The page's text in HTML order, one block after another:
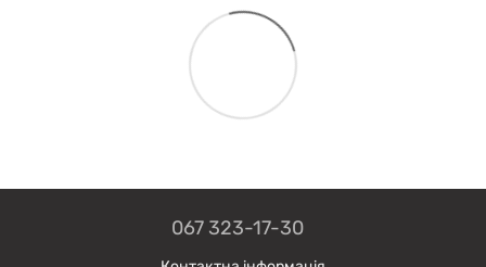
067 323-17-30